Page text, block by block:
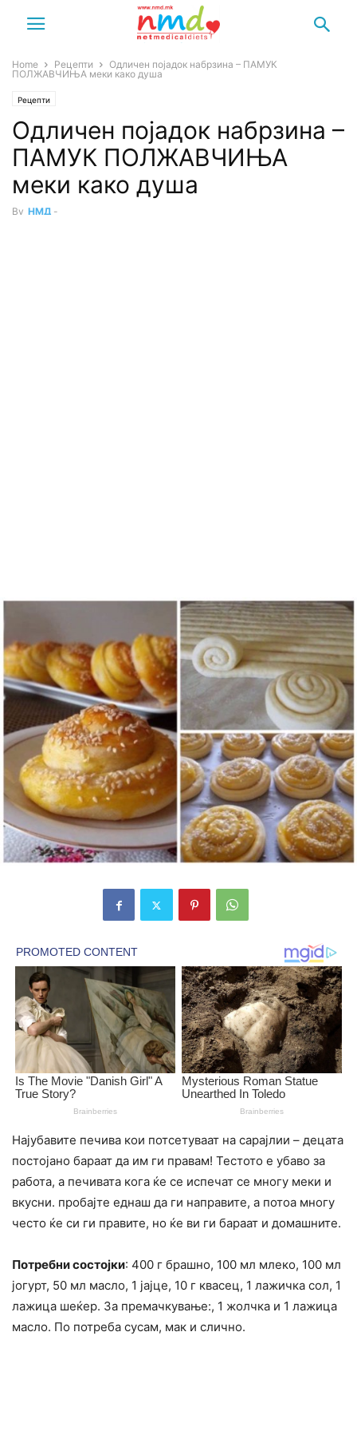
Home Рецепти
Одличен појадок набрзина – ПАМУК
ПОЛЖАВЧИЊА меки како душа
Рецепти
Одличен појадок набрзина –
ПАМУК ПОЛЖАВЧИЊА
меки како душа
By НМД -
Најубавите печива кои потсетуваат на сарајлии – децата
постојано бараат да им ги правам! Тестото е убаво за
работа, а печивата кога ќе се испечат се многу меки и
вкусни. пробајте еднаш да ги направите, а потоа многу
често ќе си ги правите, но ќе ви ги бараат и домашните.
Потребни состојки: 400 г брашно, 100 мл млеко, 100 мл
јогурт, 50 мл масло, 1 јајце, 10 г квасец, 1 лажичка сол, 1
лажица шеќер. За премачкување:, 1 жолчка и 1 лажица
масло. По потреба сусам, мак и слично.